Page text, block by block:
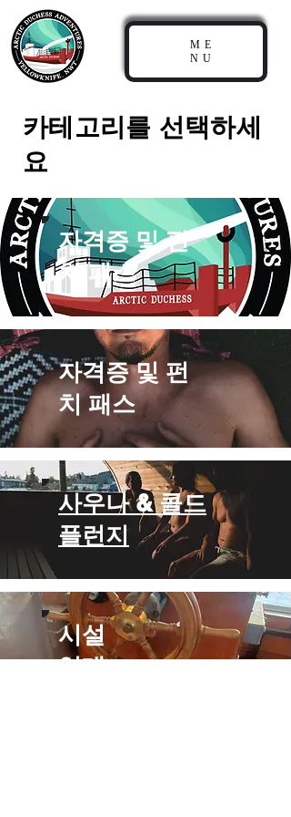
ME
NU
카테고리를 선택하세
요
자격증 및 펀
치 패스
자격증 및 펀
치 패스
사우나 & 콜드
플런지
시설
임대